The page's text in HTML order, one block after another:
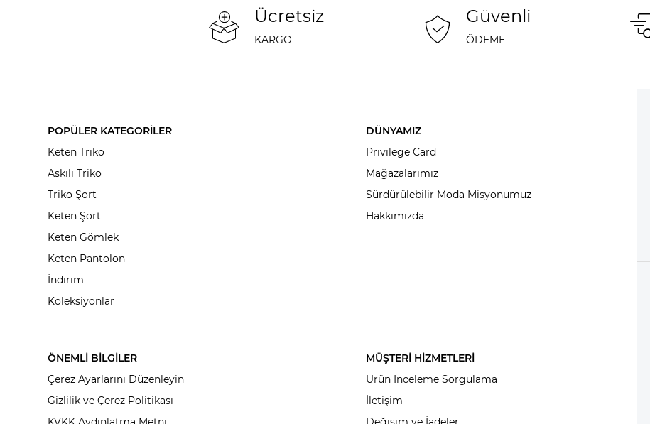
Ücretsiz
KARGO
Güvenli
ÖDEME
POPÜLER KATEGORİLER
Keten Triko
Askılı Triko
Triko Şort
Keten Şort
Keten Gömlek
Keten Pantolon
İndirim
Koleksiyonlar
DÜNYAMIZ
Privilege Card
Mağazalarımız
Sürdürülebilir Moda Misyonumuz
Hakkımızda
ÖNEMLİ BİLGİLER
Çerez Ayarlarını Düzenleyin
Gizlilik ve Çerez Politikası
MÜŞTERİ HİZMETLERİ
Ürün İnceleme Sorgulama
İletişim